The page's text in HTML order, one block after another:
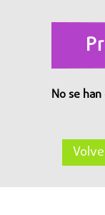
No se